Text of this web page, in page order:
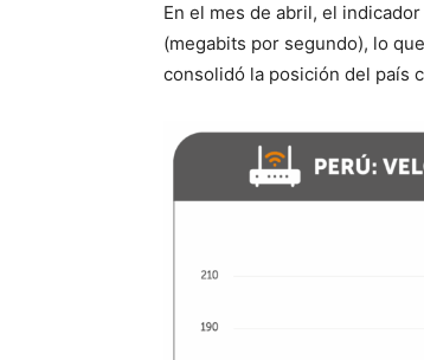
En el mes de abril, el
(megabits por segundo), lo
consolidó la posición del país